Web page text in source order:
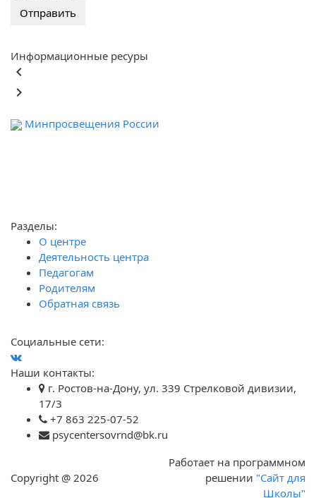
Информационные ресуры
keyboard_arrow_left
keyboard_arrow_right
Минпросвещения России
Разделы:
О центре
Деятельность центра
Педагогам
Родителям
Обратная связь
Социальные сети:
Наши контакты:
г. Ростов-на-Дону, ул. 339 Стрелковой дивизии,
17/3
+7 863 225-07-52
psycentersovrnd@bk.ru
Copyright @ 2026
Работает на программном
решении "Сайт для
Школы"